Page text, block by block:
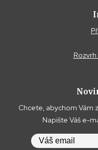
Chcete, abychom Vám
Napište Váš e-